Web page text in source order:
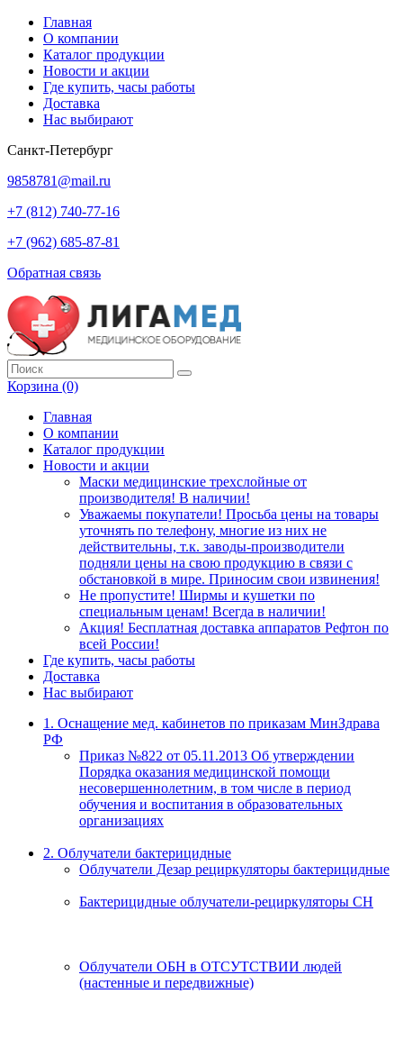
Главная
О компании
Каталог продукции
Новости и акции
Где купить, часы работы
Доставка
Нас выбирают
Санкт-Петербург
9858781@mail.ru
+7 (812) 740-77-16
+7 (962) 685-87-81
Обратная связь
Корзина (0)
Главная
О компании
Каталог продукции
Новости и акции
Маски медицинские трехслойные от
производителя! В наличии!
Уважаемы покупатели! Просьба цены на товары
уточнять по телефону, многие из них не
действительны, т.к. заводы-производители
подняли цены на свою продукцию в связи с
обстановкой в мире. Приносим свои извинения!
Не пропустите! Ширмы и кушетки по
специальным ценам! Всегда в наличии!
Акция! Бесплатная доставка аппаратов Рефтон по
всей России!
Где купить, часы работы
Доставка
Нас выбирают
1. Оснащение мед. кабинетов по приказам МинЗдрава
РФ
Приказ №822 от 05.11.2013 Об утверждении
Порядка оказания медицинской помощи
несовершеннолетним, в том числе в период
обучения и воспитания в образовательных
организациях
2. Облучатели бактерицидные
Облучатели Дезар рециркуляторы бактерицидные
Бактерицидные облучатели-рециркуляторы СН
Облучатели ОБН в ОТСУТСТВИИ людей
(настенные и передвижные)